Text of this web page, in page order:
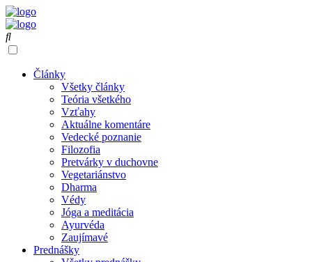
Články
Všetky články
Teória všetkého
Vzťahy
Aktuálne komentáre
Vedecké poznanie
Filozofia
Pretvárky v duchovne
Vegetariánstvo
Dharma
Védy
Jóga a meditácia
Ayurvéda
Zaujímavé
Prednášky